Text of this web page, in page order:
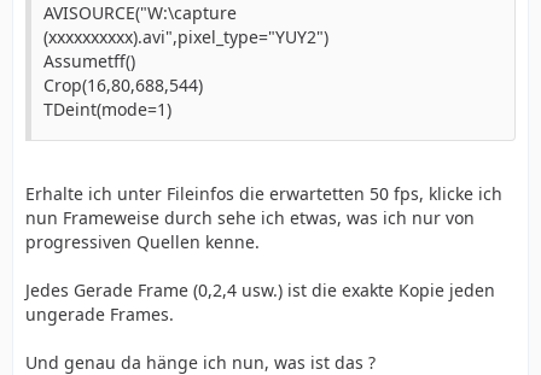
AVISOURCE("W:\capture
(xxxxxxxxxx).avi",pixel_type="YUY2")
Assumetff()
Crop(16,80,688,544)
TDeint(mode=1)
Erhalte ich unter Fileinfos die erwartetten 50 fps, klicke ich
nun Frameweise durch sehe ich etwas, was ich nur von
progressiven Quellen kenne.
Jedes Gerade Frame (0,2,4 usw.) ist die exakte Kopie jeden
ungerade Frames.
Und genau da hänge ich nun, was ist das ?